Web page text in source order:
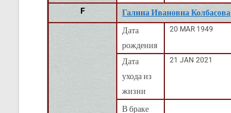
F
Галина Ивановна Колбасова
Дата
рождения
20 MAR 1949
Дата
ухода из
жизни
21 JAN 2021
В браке